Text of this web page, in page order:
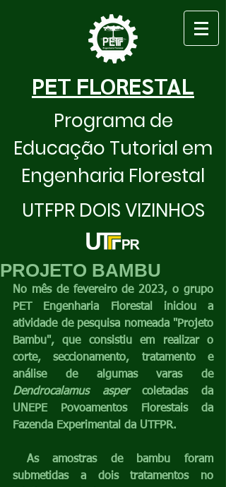
PET FLORESTAL
Programa de
Educação Tutorial em
Engenharia Florestal
UTFPR DOIS VIZINHOS
PROJETO BAMBU
No mês de fevereiro de 2023, o grupo
PET Engenharia Florestal iniciou a
atividade de pesquisa nomeada "Projeto
Bambu", que consistiu em realizar o
corte, seccionamento, tratamento e
análise de algumas varas de
Dendrocalamus asper coletadas da
UNEPE Povoamentos Florestais da
Fazenda Experimental da UTFPR.
submetidas a dois tratamentos no